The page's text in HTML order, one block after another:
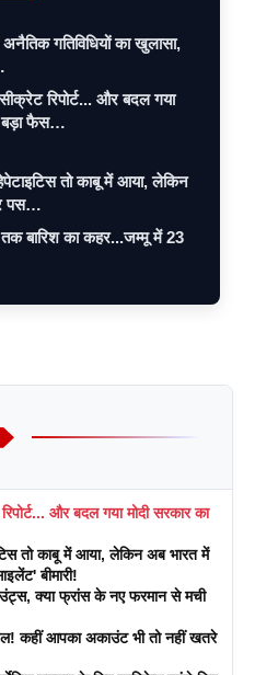
गतिविधियों का खुलासा,
रिपोर्ट... और बदल गया
बड़ा फैस…
तो काबू में आया, लेकिन
पस…
तक बारिश का कहर...जम्मू में 23
और बदल गया मोदी सरकार का
तो काबू में आया, लेकिन अब भारत में
बीमारी!
क्या फ्रांस के नए फरमान से मची
कहीं आपका अकाउंट भी तो नहीं खतरे